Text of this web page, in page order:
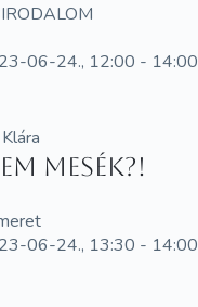
06-24., 12:00 - 14:00
mesék?!
06-24., 13:30 - 14:00